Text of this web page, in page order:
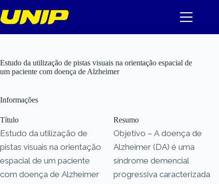
para
o
Estudo da utilização de pistas visuais na orientação espacial de
um paciente com doença de Alzheimer
Informações
Título
Estudo da utilização de
pistas visuais na orientação
espacial de um paciente
com doença de Alzheimer
Resumo
Objetivo – A doença de
Alzheimer (DA) é uma
síndrome demencial
progressiva caracterizada